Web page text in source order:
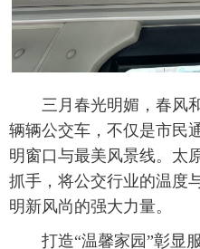
三月春光明媚，春风和
辆辆公交车，不仅是市民
明窗口与最美风景线。太
抓手，将公交行业的温度
明新风尚的强大力量。
打造“温馨家园”彰显